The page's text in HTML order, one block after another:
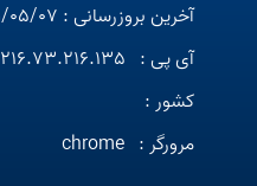
آخرین بروزرسانی : 1405/05/07 09:17
آی پی : 216.73.216.135
کشور :
مرورگر : chrome